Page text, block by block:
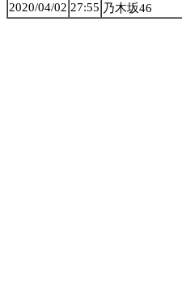
2020/04/02 27:55 乃木坂46